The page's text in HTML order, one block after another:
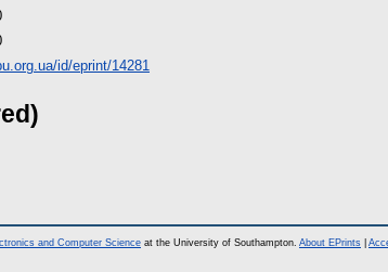
id/eprint/14281
and Computer Science at the University of Southampton. About EPrints